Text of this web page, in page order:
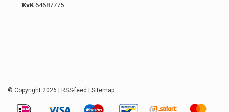
KvK64687775
© Copyright 2026 | RSS-feed Sitemap